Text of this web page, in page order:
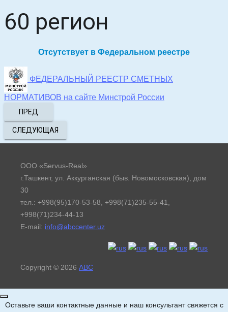
60 регион
Отсутствует в Федеральном реестре
ФЕДЕРАЛЬНЫЙ РЕЕСТР СМЕТНЫХ
НОРМАТИВОВ на сайте Минстрой России
ПРЕД
СЛЕДУЮЩАЯ
ООО «Servus-Real»
г.Ташкент, ул. Аккурганская (быв. Новомосковская), дом
30
тел.: +998(95)170-53-58, +998(71)235-55-41,
+998(71)234-44-13
E-mail: info@abccenter.uz
Copyright © 2026 АВС
Оставьте ваши контактные данные и наш консультант свяжется с